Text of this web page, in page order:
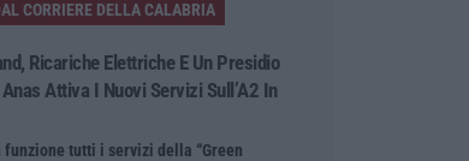
CORRIERE DELLA CALABRIA
Ricariche Elettriche E Un Presidio
Attiva I Nuovi Servizi Sull’A2 In
funzione tutti i servizi della “Green